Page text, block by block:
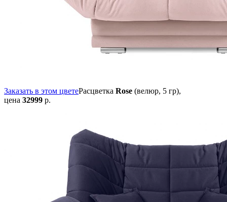
Заказать в этом цветеРасцветка Rose (велюр, 5 гр),
цена 32999 р.